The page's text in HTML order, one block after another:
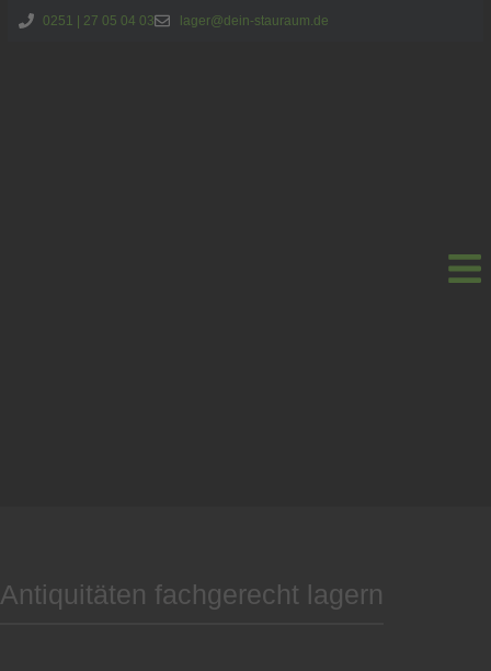
0251 | 27 05 04 03 lager@dein-stauraum.de
Antiquitäten fachgerecht lagern